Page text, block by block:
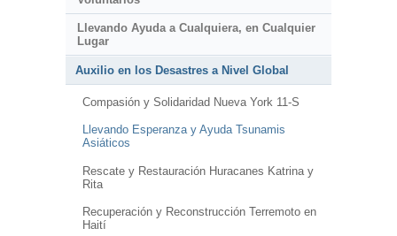
Llevando Ayuda a Cualquiera, en Cualquier
Lugar
Auxilio en los Desastres a Nivel Global
Compasión y Solidaridad Nueva York 11-S
Llevando Esperanza y Ayuda Tsunamis
Asiáticos
Rescate y Restauración Huracanes Katrina y
Rita
Recuperación y Reconstrucción Terremoto en
Haití